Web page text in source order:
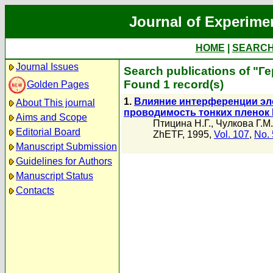
Journal of
HOME
Journal Issues
Golden Pages
About This journal
Aims and Scope
Editorial Board
Manuscript Submission
Guidelines for Authors
Manuscript Status
Contacts
Search publications of
Found 1 record(s)
1. Влияние интерференции
проводимость тонких пленок
Птицина Н.Г., Чулкова Г.М.
ZhETF, 1995, Vol. 107, No.